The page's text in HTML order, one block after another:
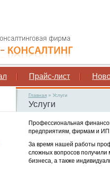
Прайс-лист
Главная » Услуги
Услуги
Профессиональная
предприятиям, фирмам и ИП,
За время нашей работы
сложных вопросов получили
бизнеса, а также